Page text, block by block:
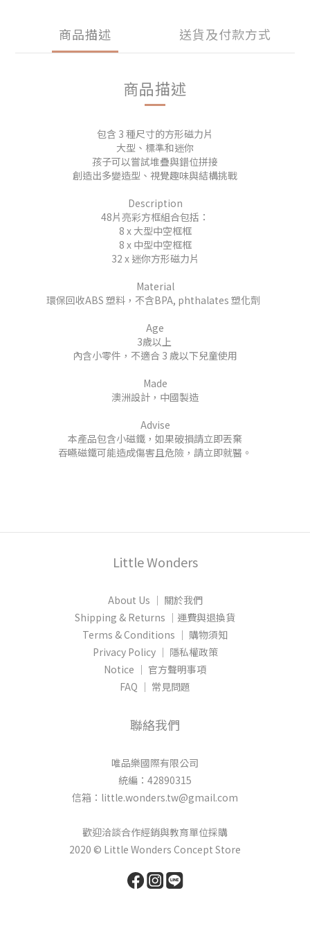
商品描述 送貨及付款方式
商品描述
包含 3 種尺寸的方形磁力片
大型、標準和迷你
孩子可以嘗試堆疊與錯位拼接
創造出多變造型、視覺趣味與結構挑戰
Description
48片亮彩方框組合包括：
8 x 大型中空框框
8 x 中型中空框框
32 x 迷你方形磁力片
Material
環保回收ABS 塑料，不含BPA, phthalates 塑化劑
Age
3歲以上
內含小零件，不適合 3 歲以下兒童使用
Made
澳洲設計，中國製造
Advise
本產品包含小磁鐵，如果破損請立即丟棄
吞嚥磁鐵可能造成傷害且危險，請立即就醫。
Little Wonders
About Us │ 關於我們
Shipping & Returns │運費與退換貨
Terms & Conditions │ 購物須知
Privacy Policy │ 隱私權政策
Notice │ 官方聲明事項
FAQ │ 常見問題
聯絡我們
唯品樂國際有限公司
統編：42890315
信箱：little.wonders.tw@gmail.com
歡迎洽談合作經銷與教育單位採購
2020 © Little Wonders Concept Store